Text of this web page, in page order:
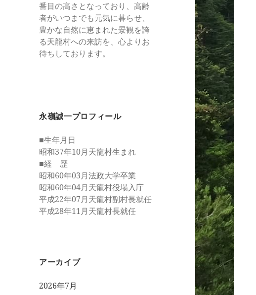
番目の高さとなっており、高齢
者がいつまでも元気に暮らせ、
豊かな自然に恵まれた景観を誇
る天龍村への来訪を、心よりお
待ちしております。
永嶺誠一プロフィール
■生年月日
昭和37年10月天龍村生まれ
■経 歴
昭和60年03月法政大学卒業
昭和60年04月天龍村役場入庁
平成22年07月天龍村副村長就任
平成28年11月天龍村長就任
アーカイブ
2026年7月